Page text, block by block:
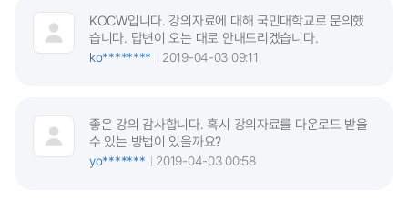
KOCW입니다. 강의자료에 대해 국민대학교로 문의했
습니다. 답변이 오는 대로 안내드리겠습니다.
ko********
2019-04-03 09:11
좋은 강의 감사합니다. 혹시 강의자료를 다운로드 받을
수 있는 방법이 있을까요?
yo*******
2019-04-03 00:58